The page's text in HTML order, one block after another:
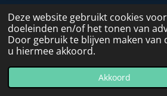
Deze website gebruikt cookies
doeleinden en/of het tonen van
Door gebruik te blijven maken van
u hiermee akkoord.
Akkoord
© 2020 - 2026 De Truckers NL
Powered byJouwWeb
E-mailadres